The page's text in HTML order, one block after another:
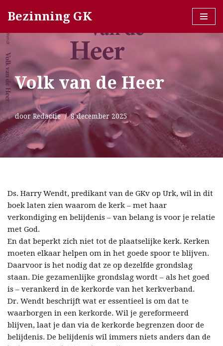
naar
de
inhoud
Bezinning GK
Volk van de Heer
doorRedactie 8 december 2025
Ds. Harry Wendt, predikant van de GKv op Urk, wil in dit
boek laten zien waarom de kerk – met haar
verkondiging en belijdenis – van belang is voor je relatie
met God.
En dat beperkt zich niet tot de plaatselijke kerk. Kerken
moeten elkaar helpen om in het goede spoor te blijven.
Daarvoor is het nodig dat ze op dezelfde grondslag
staan. Die gezamenlijke grondslag wordt – als het goed
is – verankerd in de kerkorde van het kerkverband.
Dr. Wendt beschrijft wat er essentieel is om dat te
waarborgen in een kerkorde. Wil je gereformeerd
blijven, laat je dan via de kerkorde begrenzen door de
belijdenis. De belijdenis wil immers niets anders dan de